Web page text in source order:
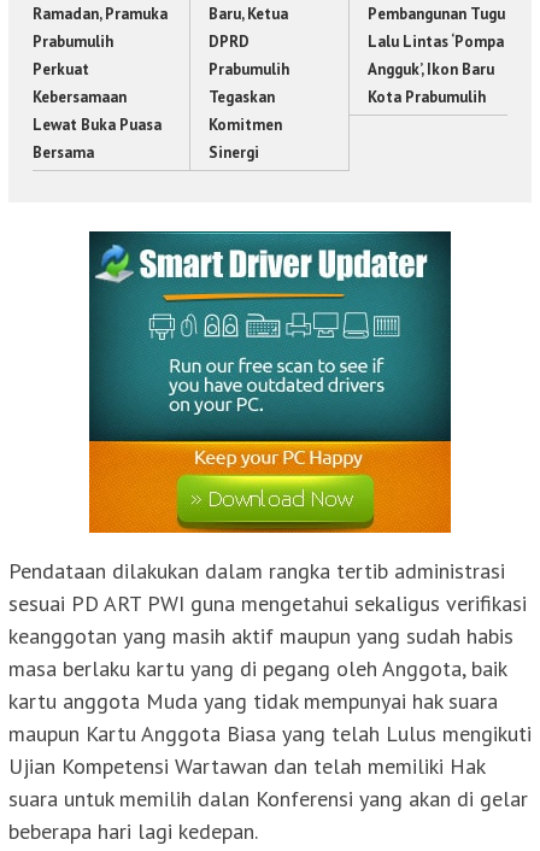
Ramadan, Pramuka
Prabumulih
Perkuat
Kebersamaan
Lewat Buka Puasa
Bersama
Baru, Ketua
DPRD
Prabumulih
Tegaskan
Komitmen
Sinergi
Pembangunan Tugu
Lalu Lintas ‘Pompa
Angguk’, Ikon Baru
Kota Prabumulih
Pendataan dilakukan dalam rangka tertib administrasi
sesuai PD ART PWI guna mengetahui sekaligus verifikasi
keanggotan yang masih aktif maupun yang sudah habis
masa berlaku kartu yang di pegang oleh Anggota, baik
kartu anggota Muda yang tidak mempunyai hak suara
maupun Kartu Anggota Biasa yang telah Lulus mengikuti
Ujian Kompetensi Wartawan dan telah memiliki Hak
suara untuk memilih dalan Konferensi yang akan di gelar
beberapa hari lagi kedepan.